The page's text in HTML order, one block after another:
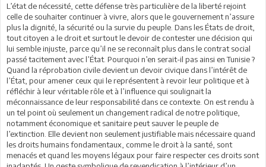
L’état de nécessité, cette défense très particulière de la liberté rejoint
celle de souhaiter continuer à vivre, alors que le gouvernement n’assure
plus la dignité, la sécurité ou la survie du peuple. Dans les États de droit,
tout citoyen a le droit et surtout le devoir de contester une décision qui
lui semble injuste, parce qu’il ne se reconnaît plus dans le contrat social
passé tacitement avec l’État. Pourquoi n’en serait-il pas ainsi en Tunisie ?
Quand la réprobation civile devient un devoir civique dans l’intérêt de
l’État, pour amener ceux qui le représentent à revoir leur politique et à
réfléchir à leur véritable rôle et à l’influence qui soulignait la
méconnaissance de leur responsabilité dans ce contexte. On est rendu à
un tel point où seulement un changement radical de notre politique,
notamment économique et sanitaire peut sauver le peuple de
l’extinction. Elle devient non seulement justifiable mais nécessaire quand
les droits humains fondamentaux, comme le droit à la santé, sont
menacés et quand les moyens légaux pour faire respecter ces droits sont